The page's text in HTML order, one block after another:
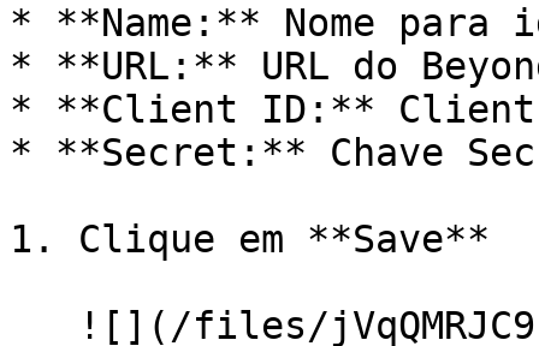
* **Name:** Nome
* **URL:** URL do
* **Client ID:** Client
* **Secret:** Chave
1. Clique em **Save**